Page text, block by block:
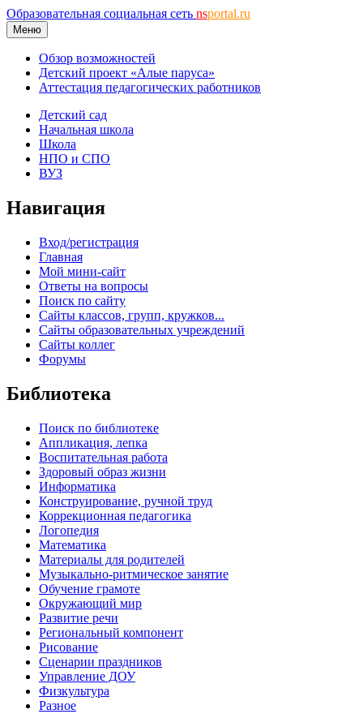
Образовательная социальная сеть nsportal.ru
Меню
Обзор возможностей
Детский проект «Алые паруса»
Аттестация педагогических работников
Детский сад
Начальная школа
Школа
НПО и СПО
ВУЗ
Навигация
Вход/регистрация
Главная
Мой мини-сайт
Ответы на вопросы
Поиск по сайту
Сайты классов, групп, кружков...
Сайты образовательных учреждений
Сайты коллег
Форумы
Библиотека
Поиск по библиотеке
Аппликация, лепка
Воспитательная работа
Здоровый образ жизни
Информатика
Конструирование, ручной труд
Коррекционная педагогика
Логопедия
Математика
Материалы для родителей
Музыкально-ритмическое занятие
Обучение грамоте
Окружающий мир
Развитие речи
Региональный компонент
Рисование
Сценарии праздников
Управление ДОУ
Физкультура
Разное